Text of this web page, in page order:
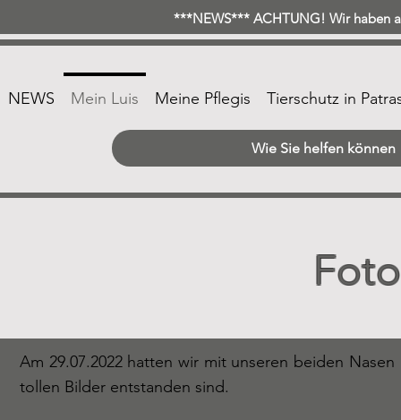
***NEWS*** ACHTUNG! Wir haben
NEWS Mein Luis Meine Pflegis Tierschutz in
Wie Sie helfen können
Am 29.07.2022 hatten wir mit unseren beiden
tollen Bilder entstanden sind.